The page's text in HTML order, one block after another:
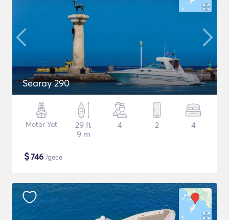
Searay 290
Motor Yat
29 ft
9 m
4 2 4
$746 /gece